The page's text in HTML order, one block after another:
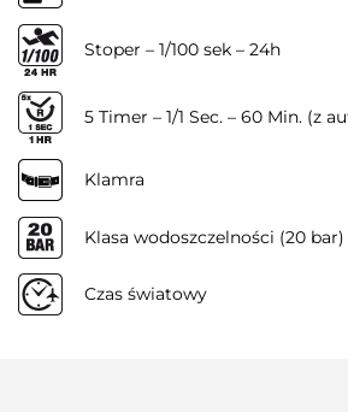
Stoper – 1/100 sek – 24h
5 Timer – 1/1 Sec. – 60 Min. (z
Klamra
Klasa wodoszczelności (20 bar)
Czas światowy